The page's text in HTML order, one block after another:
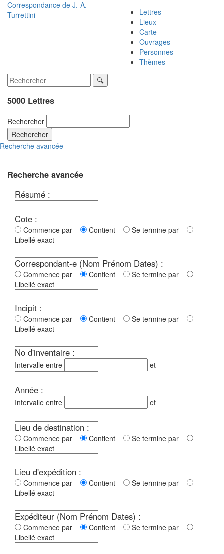
Correspondance de J.-A.
Turrettini
Lettres
Lieux
Carte
Ouvrages
Personnes
Thèmes
5000 Lettres
Rechercher
Rechercher
Recherche avancée
Recherche avancée
Résumé :
Cote :
Commence par Contient
Se termine par
Libellé exact
Correspondant-e (Nom Prénom Dates) :
Commence par Contient
Se termine par
Libellé exact
Incipit :
Commence par Contient
Se termine par
Libellé exact
No d'inventaire :
Intervalle entre et
Année :
Intervalle entre et
Lieu de destination :
Commence par Contient
Se termine par
Libellé exact
Lieu d'expédition :
Commence par Contient
Se termine par
Libellé exact
Expéditeur (Nom Prénom Dates) :
Commence par Contient
Se termine par
Libellé exact